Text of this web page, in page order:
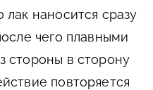
наносится сразу
чего плавными
стороны в сторону
повторяется